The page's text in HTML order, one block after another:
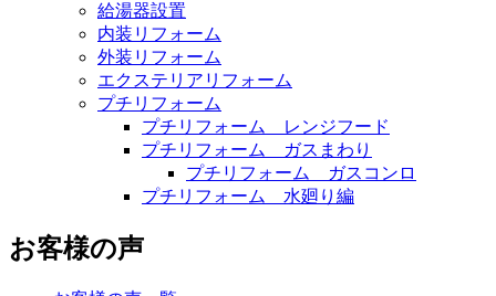
給湯器設置
内装リフォーム
外装リフォーム
エクステリアリフォーム
プチリフォーム
プチリフォーム レンジフード
プチリフォーム ガスまわり
プチリフォーム ガスコンロ
プチリフォーム 水廻り編
お客様の声